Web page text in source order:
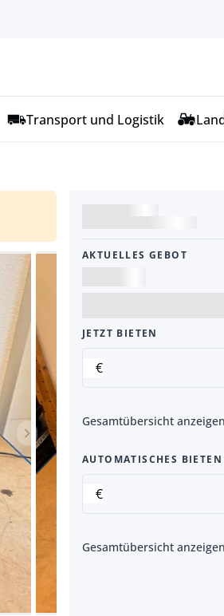
Transport und Logistik
Nächster Artikel
AKTUELLES GEBOT
JETZT BIETEN
€
Gesamtübersicht anzeigen
AUTOMATISCHES BIETEN
€
Gesamtübersicht anzeigen